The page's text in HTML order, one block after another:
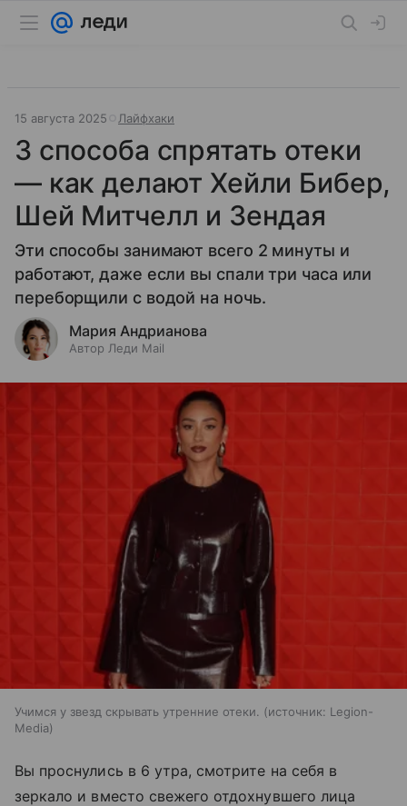
15 августа 2025 Лайфхаки
3 способа спрятать отеки
— как делают Хейли Бибер,
Шей Митчелл и Зендая
Эти способы занимают всего 2 минуты и
работают, даже если вы спали три часа или
переборщили с водой на ночь.
Мария Андрианова
Автор Леди Mail
Учимся у звезд скрывать утренние отеки. источник: Legion-
Media
Вы проснулись в 6 утра, смотрите на себя в
зеркало и вместо свежего отдохнувшего лица